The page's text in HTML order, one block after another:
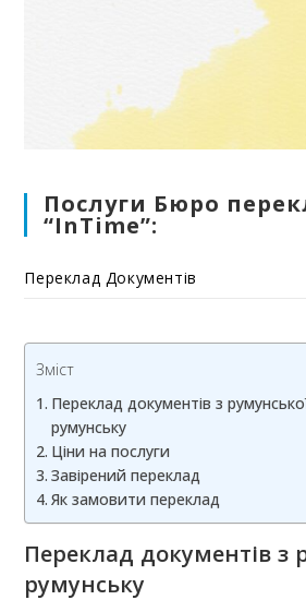
Послуги Бюро
“InTime”:
Переклад Документів
Зміст
Переклад документів з
румунську
Ціни на послуги
Завірений переклад
Як замовити переклад
Переклад документів з
румунську